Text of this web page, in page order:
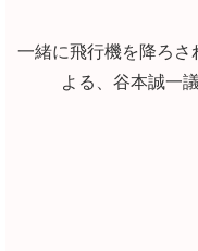
一緒に飛行機を降ろ
よる、谷本誠一